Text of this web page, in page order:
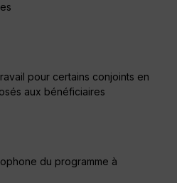
pour certains conjoints en
aux bénéficiaires
du programme à